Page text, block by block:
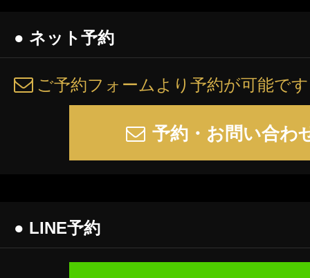
● ネット予約
ご予約フォームより予約が可能で
予約・お問い合わ
● LINE予約